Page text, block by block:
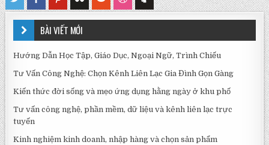
BÀI VIẾT MỚI
Hướng Dẫn Học Tập, Giáo Dục, Ngoại Ngữ, Trình Chiếu
Tư Vấn Công Nghệ: Chọn Kênh Liên Lạc Gia Đình Gọn Gàng
Kiến thức đời sống và mẹo ứng dụng hằng ngày ở khu phố
Tư vấn công nghệ, phần mềm, dữ liệu và kênh liên lạc trực
tuyến
Kinh nghiệm kinh doanh, nhập hàng và chọn sản phẩm